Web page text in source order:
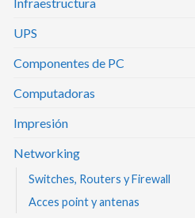
UPS
Componentes de PC
Computadoras
Impresión
Networking
Switches, Routers y Firewall
Acces point y antenas